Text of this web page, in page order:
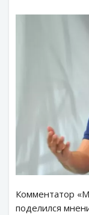
Комментатор
поделился